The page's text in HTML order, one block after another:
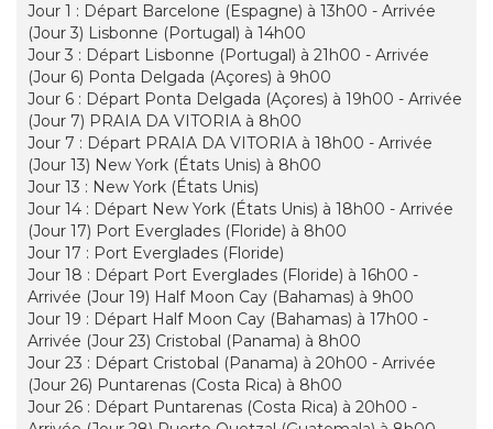
Jour 1 : Départ Barcelone (Espagne) à 13h00 - Arrivée
(Jour 3) Lisbonne (Portugal) à 14h00
Jour 3 : Départ Lisbonne (Portugal) à 21h00 - Arrivée
(Jour 6) Ponta Delgada (Açores) à 9h00
Jour 6 : Départ Ponta Delgada (Açores) à 19h00 - Arrivée
(Jour 7) PRAIA DA VITORIA à 8h00
Jour 7 : Départ PRAIA DA VITORIA à 18h00 - Arrivée
(Jour 13) New York (États Unis) à 8h00
Jour 13 : New York (États Unis)
Jour 14 : Départ New York (États Unis) à 18h00 - Arrivée
(Jour 17) Port Everglades (Floride) à 8h00
Jour 17 : Port Everglades (Floride)
Jour 18 : Départ Port Everglades (Floride) à 16h00 -
Arrivée (Jour 19) Half Moon Cay (Bahamas) à 9h00
Jour 19 : Départ Half Moon Cay (Bahamas) à 17h00 -
Arrivée (Jour 23) Cristobal (Panama) à 8h00
Jour 23 : Départ Cristobal (Panama) à 20h00 - Arrivée
(Jour 26) Puntarenas (Costa Rica) à 8h00
Jour 26 : Départ Puntarenas (Costa Rica) à 20h00 -